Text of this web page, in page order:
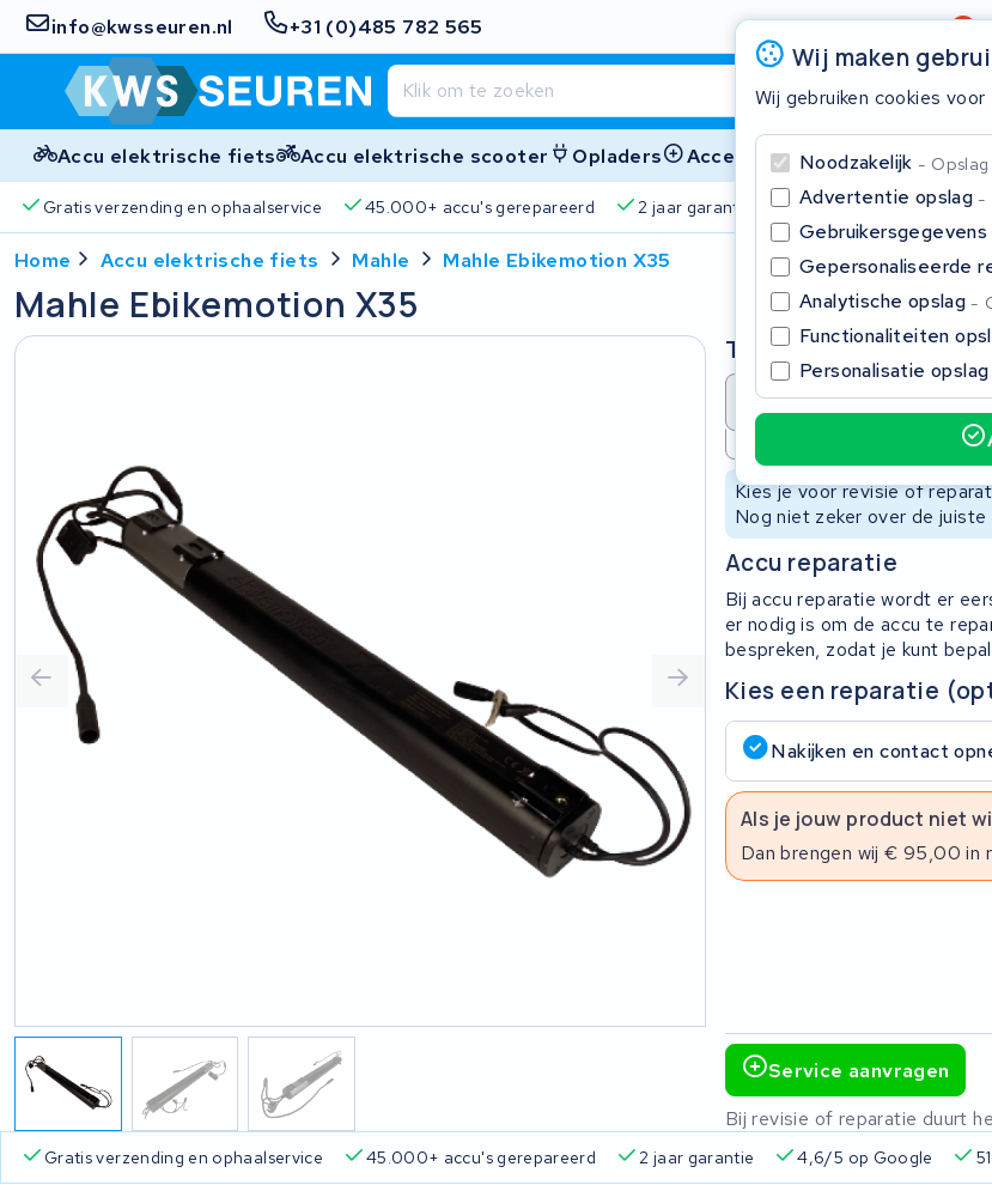
info@kwsseuren.nl +31 (0)485 782 565 Beoordeling4,6/5
Accu elektrische fiets Accu elektrische scooter Opladers Accessoires
Gratis verzending en ophaalservice 45.000+ accu's gerepareerd 2 jaar garantie 4,6/5 op Google
Wij maken
Wij gebruiken cookies
Noodzakelijk
Advertentie opslag
Gebruikersgegevens
Gepersonaliseerde
Analytische opslag
Functionaliteiten
Personalisatie opslag
Home Accu elektrische fiets Mahle Mahle Ebikemotion X35
Mahle Ebikemotion X35
Type
Accu revisie
Kies je voor revisie of
Nog niet zeker over de
Accu reparatie
Bij accu reparatie wordt er
er nodig is om de accu te
bespreken, zodat je kunt
Kies een reparatie
Nakijken en contact
Als je jouw product niet
Dan brengen wij € 95,00 in
Service aanvragen
Bij revisie of reparatie duurt
Gratis verzending en ophaalservice 45.000+ accu's gerepareerd 2 jaar garantie 4,6/5 op Google
Begin te typen in de zoekbalk om te